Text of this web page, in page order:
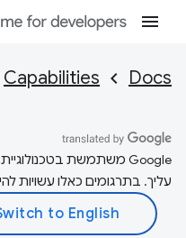
Docs
Capabilities
עליך. בתרגומים כאלו עשויות